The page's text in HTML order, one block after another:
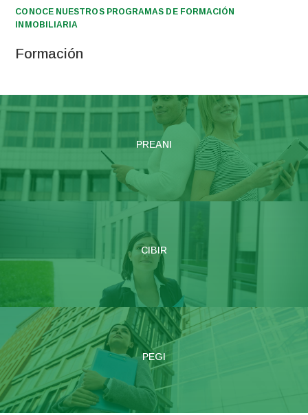
CONOCE NUESTROS PROGRAMAS DE FORMACIÓN
INMOBILIARIA
Formación
PREANI
CIBIR
PEGI